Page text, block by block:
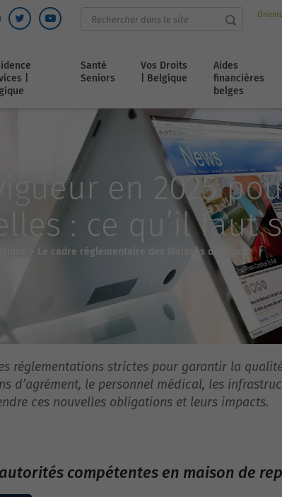
|
Santé
Seniors
Vos Droits
| Belgique
Aides
financières
belges
en 2025
: ce qu’il faut
Le cadre réglementaire des Maisons de repos
réglementations strictes pour garantir la
d’agrément, le personnel médical, les
ces nouvelles obligations et leurs impacts.
compétentes en maison de